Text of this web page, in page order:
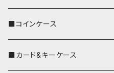
■コインケース
■カード&キーケース